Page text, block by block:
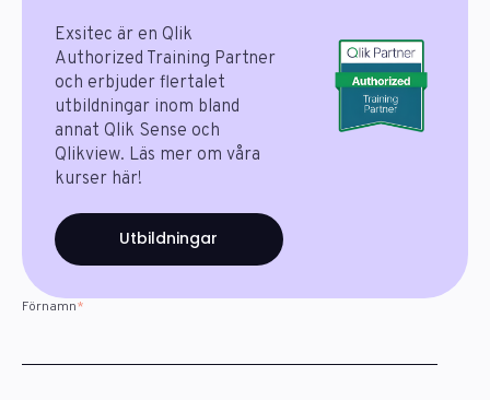
Exsitec är en Qlik
Authorized Training Partner
och erbjuder flertalet
utbildningar inom bland
annat Qlik Sense och
Qlikview. Läs mer om våra
kurser här!
Utbildningar
Förnamn*